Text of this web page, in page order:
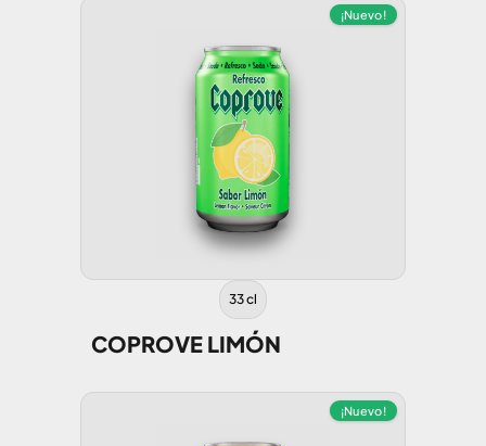
33 cl
COPROVE LIMÓN
¡Nuevo!
¡Nuevo!